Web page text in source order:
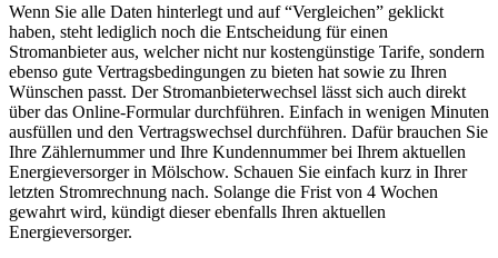
Wenn Sie alle Daten hinterlegt und auf “Vergleichen” geklickt
haben, steht lediglich noch die Entscheidung für einen
Stromanbieter aus, welcher nicht nur kostengünstige Tarife, sondern
ebenso gute Vertragsbedingungen zu bieten hat sowie zu Ihren
Wünschen passt. Der Stromanbieterwechsel lässt sich auch direkt
über das Online-Formular durchführen. Einfach in wenigen Minuten
ausfüllen und den Vertragswechsel durchführen. Dafür brauchen Sie
Ihre Zählernummer und Ihre Kundennummer bei Ihrem aktuellen
Energieversorger in Mölschow. Schauen Sie einfach kurz in Ihrer
letzten Stromrechnung nach. Solange die Frist von 4 Wochen
gewahrt wird, kündigt dieser ebenfalls Ihren aktuellen
Energieversorger.